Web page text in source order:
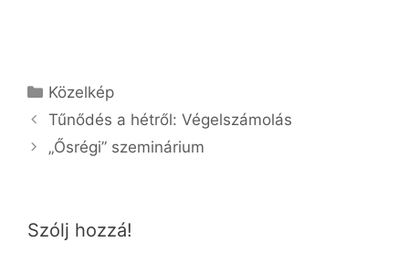
Kategória
Közelkép
Tűnődés a hétről: Végelszámolás
„Ősrégi” szeminárium
Szólj hozzá!